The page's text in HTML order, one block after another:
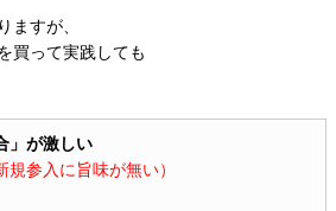
ますが、
買って実践しても
」が激しい
規参入に旨味が無い）